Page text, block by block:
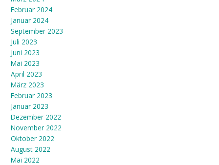
Februar 2024
Januar 2024
September 2023
Juli 2023
Juni 2023
Mai 2023
April 2023
März 2023
Februar 2023
Januar 2023
Dezember 2022
November 2022
Oktober 2022
August 2022
Mai 2022